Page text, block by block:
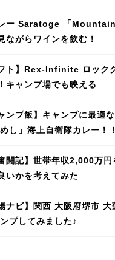
ー Saratoge 「
ながらワインを飲む！
フト】Rex-Infinite ロック
キャンプ場でも映える
ンプ飯】キャンプに最適
し」海上自衛隊カレー！！
闘記】世帯年収2,000万
いかを考えてみた
ナビ】関西 大阪府堺市
プしてみました♪